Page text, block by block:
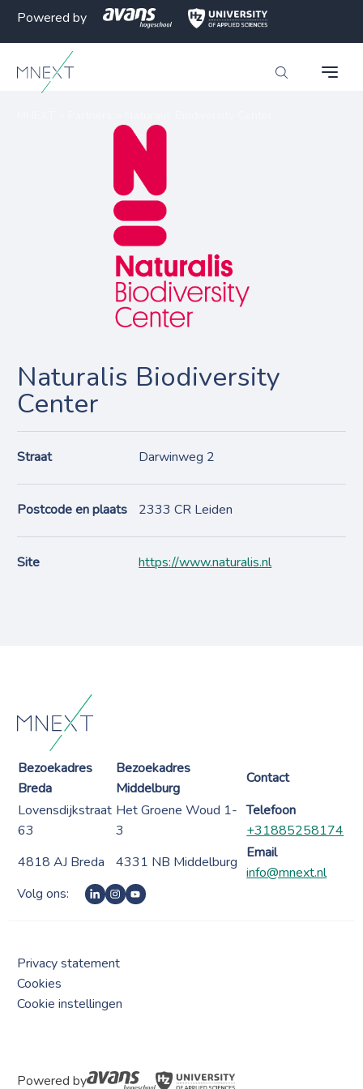
Powered by
Naturalis Biodiversity
Center
Straat Darwinweg 2
Postcode en plaats 2333 CR Leiden
Site https://www.naturalis.nl
Bezoekadres
Breda
Bezoekadres
Middelburg
Contact
Lovensdijkstraat
63
Het Groene Woud 1-
3
Telefoon
+31885258174
4818 AJ Breda
4331 NB Middelburg
Email
info@mnext.nl
Volg ons:
Powered by
Privacy statement
Cookies
Cookie instellingen